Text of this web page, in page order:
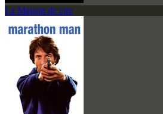
La Maison de cire